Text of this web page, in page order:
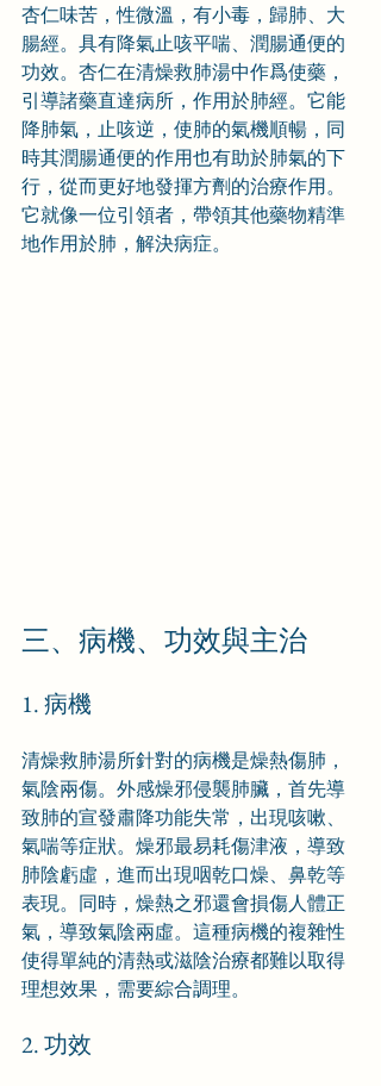
杏仁味苦，性微溫，有小毒，歸肺、大
腸經。具有降氣止咳平喘、潤腸通便的
功效。杏仁在清燥救肺湯中作爲使藥，
引導諸藥直達病所，作用於肺經。它能
降肺氣，止咳逆，使肺的氣機順暢，同
時其潤腸通便的作用也有助於肺氣的下
行，從而更好地發揮方劑的治療作用。
它就像一位引領者，帶領其他藥物精準
地作用於肺，解決病症。
三、病機、功效與主治
1. 病機
清燥救肺湯所針對的病機是燥熱傷肺，
氣陰兩傷。外感燥邪侵襲肺臟，首先導
致肺的宣發肅降功能失常，出現咳嗽、
氣喘等症狀。燥邪最易耗傷津液，導致
肺陰虧虛，進而出現咽乾口燥、鼻乾等
表現。同時，燥熱之邪還會損傷人體正
氣，導致氣陰兩虛。這種病機的複雜性
使得單純的清熱或滋陰治療都難以取得
理想效果，需要綜合調理。
2. 功效